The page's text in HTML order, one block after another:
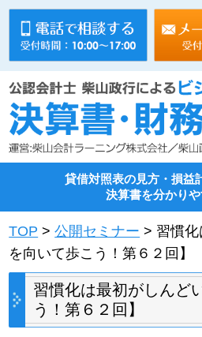
貸借対照表の見方・損益
決算書を分かり
TOP >公開セミナー > 習慣
を向いて歩こう！第６２回】
習慣化は最初がしんど
う！第６２回】